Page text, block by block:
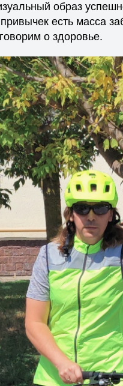
образ
есть масса
о здоровье.